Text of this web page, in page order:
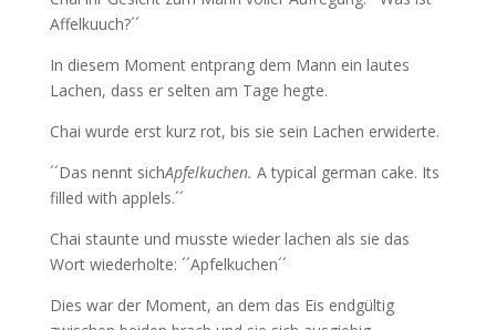
Affelkuuch?´´
In diesem Moment entprang dem Mann ein lautes
Lachen, dass er selten am Tage hegte.
Chai wurde erst kurz rot, bis sie sein Lachen erwiderte.
´´Das nennt sichApfelkuchen. A typical german cake. Its
filled with applels.´´
Chai staunte und musste wieder lachen als sie das
Wort wiederholte: ´´Apfelkuchen´´
Dies war der Moment, an dem das Eis endgültig